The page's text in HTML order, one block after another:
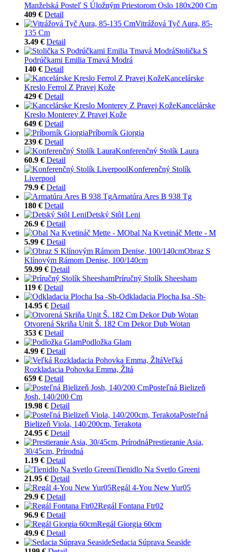
Manželská Posteľ S Úložným Priestorom Oslo 180x200 Cm
409 € Detail
Vitrážová Tyč Aura, 85-
135 Cm
3.49 € Detail
Stolička S
Podrúčkami Emilia Tmavá Modrá
140 € Detail
Kancelárske
Kreslo Ferrol Z Pravej Kože
429 € Detail
Kancelárske
Kreslo Monterey Z Pravej Kože
649 € Detail
Príborník Giorgia
239 € Detail
Konferenčný Stolík Laura
60.9 € Detail
Konferenčný Stolík
Liverpool
79.9 € Detail
Armatúra Ares B 938 Tg
180 € Detail
Detský Stôl Leni
26.9 € Detail
Obal Na Kvetináč Mette - M
5.99 € Detail
Obraz S
Klínovým Rámom Denise, 100/140cm
59.99 € Detail
Príručný Stolík Sheesham
119 € Detail
Odkladacia Plocha Isa -Sb-
14.95 € Detail
Otvorená Skriňa Unit Š. 182 Cm Dekor Dub Wotan
353 € Detail
Podložka Glam
4.99 € Detail
Veľká
Rozkladacia Pohovka Emma, Žltá
659 € Detail
Posteľná Bielizeň
Josh, 140/200 Cm
19.98 € Detail
Posteľná
Bielizeň Viola, 140/200cm, Terakota
24.95 € Detail
Prestieranie Asia,
30/45cm, Prírodná
1.19 € Detail
Tienidlo Na Svetlo Greeni
21.95 € Detail
Regál 4-You New Yur05
29.9 € Detail
Regál Fontana Ftr02
96.9 € Detail
Regál Giorgia 60cm
49.9 € Detail
Sedacia Súprava Seaside